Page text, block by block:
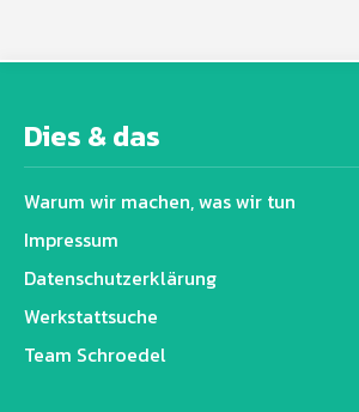
Dies & das
Warum wir machen, was wir tun
Impressum
Datenschutz­erklärung
Werkstattsuche
Team Schroedel